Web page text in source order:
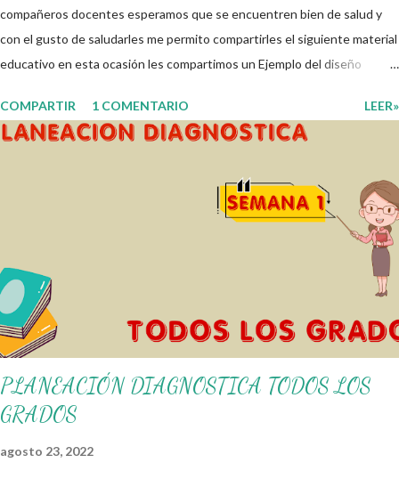
compañeros docentes esperamos que se encuentren bien de salud y
con el gusto de saludarles me permito compartirles el siguiente material
educativo en esta ocasión les compartimos un Ejemplo del diseño
fortalecer los procesos de enseñanza y aprendizaje para que los
alumnos alcacen los niveles de logro educativo. Gracias por seguir a
diferentes materiales que hacen que todo esto sea posible,
recordándoles que nosotros solo los compartimos con fines educativos,
didácticos e informativos. ☺️ Obtén documento completo aquí 👇👇 👇
COMPARTIR 1 COMENTARIO LEER»
PLANEACIÓN DIAGNOSTICA TODOS LOS
GRADOS
agosto 23, 2022